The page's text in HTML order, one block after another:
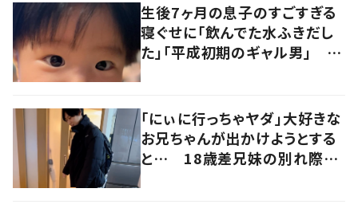
生後7ヶ月の息子のすごすぎる
寝ぐせに「飲んでた水ふきだし
た」「平成初期のギャル男」 実
「にぃに行っちゃヤダ」大好きな
お兄ちゃんが出かけようとする
と… 18歳差兄妹の別れ際の